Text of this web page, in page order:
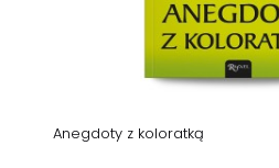
Anegdoty z koloratką